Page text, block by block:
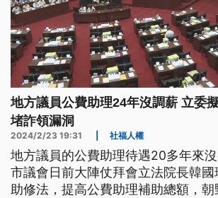
地方議員公費助理24年沒調薪 立委
堵詐領漏洞
2024/2/23 19:31 社福人權
地方議員的公費助理待遇20多年來
市議會日前大陣仗拜會立法院長韓
助修法，提高公費助理補助總額，